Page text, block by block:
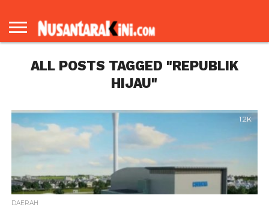
BERANDA
KAMI
ALL POSTS TAGGED "REPUBLIK
HIJAU"
1.2K
DAERAH